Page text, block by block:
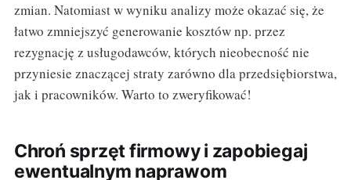
zmian. Natomiast w wyniku analizy może okazać się, że
łatwo zmniejszyć generowanie kosztów np. przez
rezygnację z usługodawców, których nieobecność nie
przyniesie znaczącej straty zarówno dla przedsiębiorstwa,
jak i pracowników. Warto to zweryfikować!
Chroń sprzęt firmowy i zapobiegaj
ewentualnym naprawom